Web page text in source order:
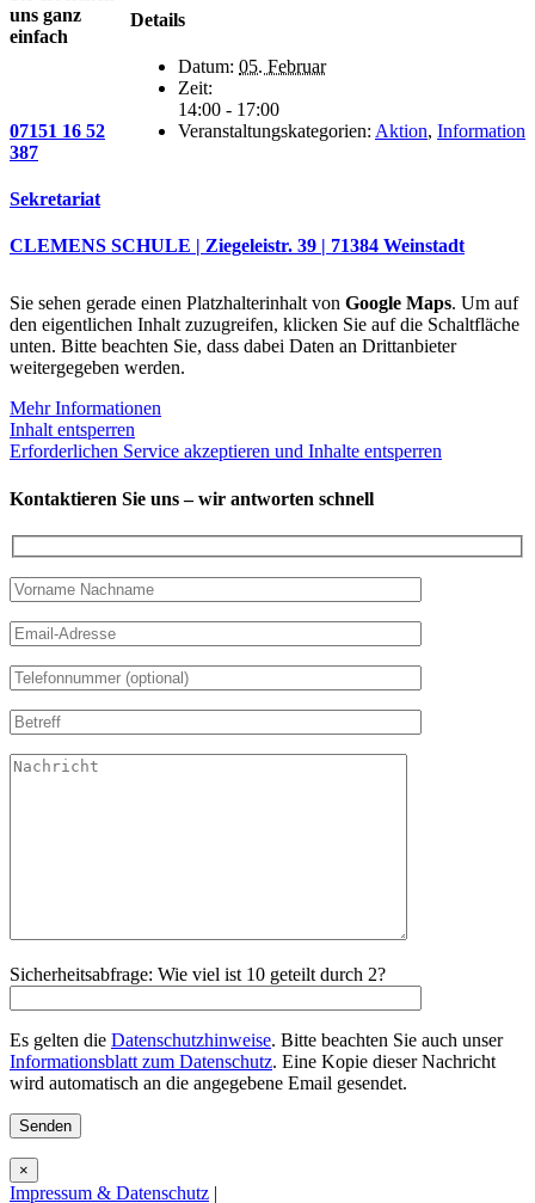
Details
Datum: 05. Februar
Zeit:
14:00 - 17:00
Veranstaltungskategorien: Aktion, Information
uns ganz
einfach
07151 16 52
387
Sekretariat
CLEMENS SCHULE | Ziegeleistr. 39 | 71384 Weinstadt
Sie sehen gerade einen Platzhalterinhalt von Google Maps. Um auf
den eigentlichen Inhalt zuzugreifen, klicken Sie auf die Schaltfläche
unten. Bitte beachten Sie, dass dabei Daten an Drittanbieter
weitergegeben werden.
Mehr Informationen
Inhalt entsperren
Erforderlichen Service akzeptieren und Inhalte entsperren
Kontaktieren Sie uns – wir antworten schnell
Sicherheitsabfrage: Wie viel ist 10 geteilt durch 2?
Es gelten die Datenschutzhinweise. Bitte beachten Sie auch unser
Informationsblatt zum Datenschutz. Eine Kopie dieser Nachricht
wird automatisch an die angegebene Email gesendet.
×
Impressum & Datenschutz